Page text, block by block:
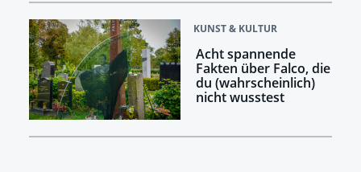
KUNST & KULTUR
Acht spannende
Fakten über Falco, die
du (wahrscheinlich)
nicht wusstest